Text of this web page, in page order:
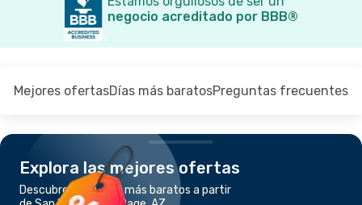
negocio acreditado por BBB®
Mejores ofertasDías más baratosPreguntas frecuentes
Explora las mejores ofertas
Descubre los vuelos más baratos a partir